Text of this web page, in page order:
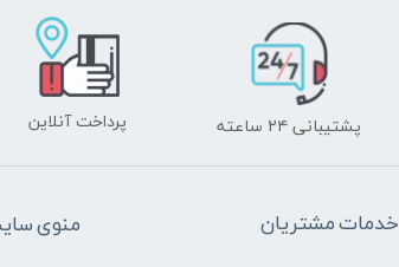
پشتیبانی ۲۴ ساعته پرداخت آنلاین
خدمات مشتریان منوی